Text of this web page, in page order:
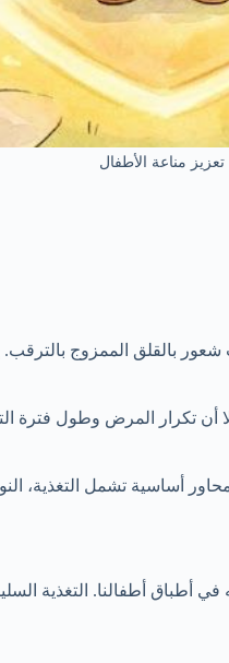
تعزيز مناعة الأطفال
بالقلق الممزوج
تكرار المرض وطول فترة
أساسية تشمل التغذية،
أطباق أطفالنا. التغذية